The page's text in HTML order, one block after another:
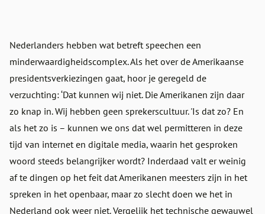
Nederlanders hebben wat betreft speechen een
minderwaardigheidscomplex. Als het over de Amerikaanse
presidentsverkiezingen gaat, hoor je geregeld de
verzuchting: ‘Dat kunnen wij niet. Die Amerikanen zijn daar
zo knap in. Wij hebben geen sprekerscultuur. 'Is dat zo? En
als het zo is – kunnen we ons dat wel permitteren in deze
tijd van internet en digitale media, waarin het gesproken
woord steeds belangrijker wordt? Inderdaad valt er weinig
af te dingen op het feit dat Amerikanen meesters zijn in het
spreken in het openbaar, maar zo slecht doen we het in
Nederland ook weer niet. Vergelijk het technische gewauwel